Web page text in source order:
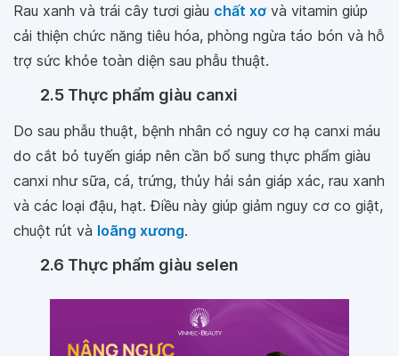
Rau xanh và trái cây tươi giàu chất xơ và vitamin giúp
cải thiện chức năng tiêu hóa, phòng ngừa táo bón và hỗ
trợ sức khỏe toàn diện sau phẫu thuật.
2.5 Thực phẩm giàu canxi
Do sau phẫu thuật, bệnh nhân có nguy cơ hạ canxi máu
do cắt bỏ tuyến giáp nên cần bổ sung thực phẩm giàu
canxi như sữa, cá, trứng, thủy hải sản giáp xác, rau xanh
và các loại đậu, hạt. Điều này giúp giảm nguy cơ co giật,
chuột rút và loãng xương.
2.6 Thực phẩm giàu selen